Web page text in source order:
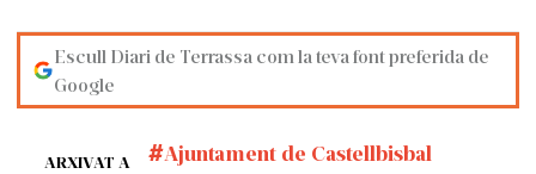
Escull Diari de Terrassa com la teva font preferida de
Google
ARXIVAT A
Ajuntament de Castellbisbal